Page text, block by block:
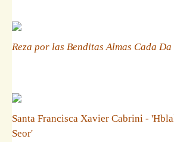
Reza por las Benditas Almas Cada Da
Santa Francisca Xavier Cabrini -
Seor'